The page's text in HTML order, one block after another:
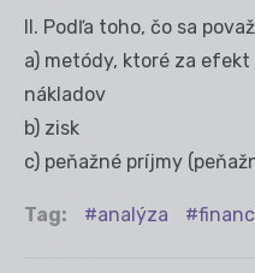
II. Podľa toho, čo sa
a) metódy, ktoré za
nákladov
b) zisk
c) peňažné príjmy
Tag: analýza